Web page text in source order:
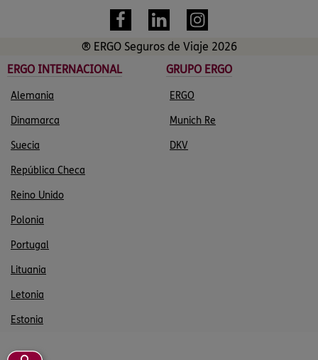
® ERGO Seguros de Viaje 2026
ERGO INTERNACIONAL
GRUPO ERGO
Alemania ERGO
Dinamarca Munich Re
Suecia DKV
República Checa
Reino Unido
Polonia
Portugal
Lituania
Letonia
Estonia